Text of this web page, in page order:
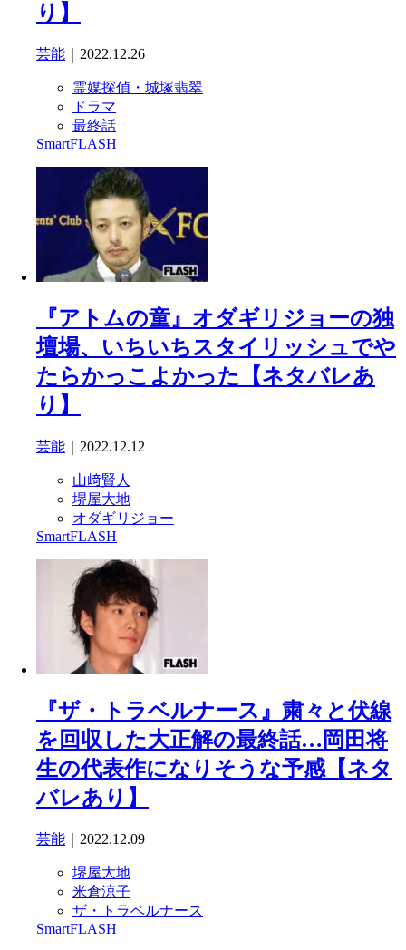
り】
芸能 ｜2022.12.26
霊媒探偵・城塚翡翠
ドラマ
最終話
SmartFLASH
『アトムの童』オダギリジョーの独
壇場、いちいちスタイリッシュでや
たらかっこよかった【ネタバレあ
り】
芸能 ｜2022.12.12
山﨑賢人
堺屋大地
オダギリジョー
SmartFLASH
『ザ・トラベルナース』粛々と伏線
を回収した大正解の最終話…岡田将
生の代表作になりそうな予感【ネタ
バレあり】
芸能 ｜2022.12.09
堺屋大地
米倉涼子
ザ・トラベルナース
SmartFLASH